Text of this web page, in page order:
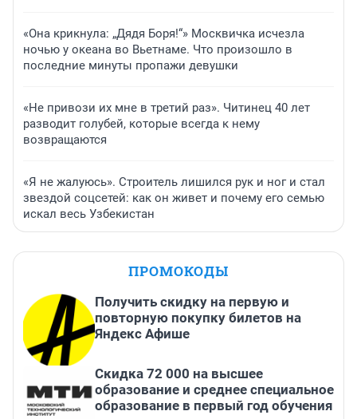
«Она крикнула: „Дядя Боря!“» Москвичка исчезла
ночью у океана во Вьетнаме. Что произошло в
последние минуты пропажи девушки
«Не привози их мне в третий раз». Читинец 40 лет
разводит голубей, которые всегда к нему
возвращаются
«Я не жалуюсь». Строитель лишился рук и ног и стал
звездой соцсетей: как он живет и почему его семью
искал весь Узбекистан
ПРОМОКОДЫ
Получить скидку на первую и
повторную покупку билетов на
Яндекс Афише
Скидка 72 000 на высшее
образование и среднее специальное
образование в первый год обучения